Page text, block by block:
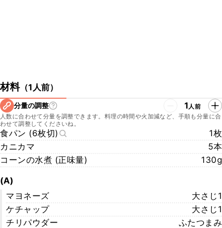
材料（1人前）
分量の調整 1人前
人数に合わせて分量を調整できます。料理の時間や火加減など、手順も分量に合
わせて調整してくださいね。
食パン (6枚切)
1枚
カニカマ
5本
コーンの水煮 (正味量)
130g
(A)
マヨネーズ
大さじ1
ケチャップ
大さじ1
チリパウダー
ふたつまみ